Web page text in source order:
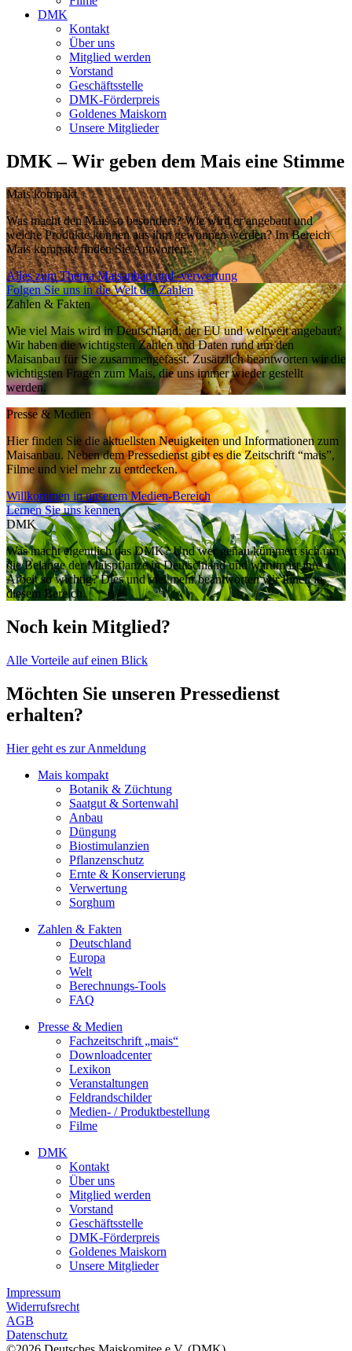
DMK
Kontakt
Über uns
Mitglied werden
Vorstand
Geschäftsstelle
DMK-Förderpreis
Goldenes Maiskorn
Unsere Mitglieder
DMK – Wir geben dem Mais eine Stimme
Mais kompakt
Was macht den Mais so besonders? Wie wird er angebaut und
welche Produkte können aus ihm gewonnen werden? Im Bereich
Mais kompakt finden Sie Antworten.
Alles zum Thema Maisanbau und -verwertung
Folgen Sie uns in die Welt der Zahlen
Zahlen & Fakten
Wie viel Mais wird in Deutschland, der EU und weltweit angebaut?
Wir haben die wichtigsten Zahlen und Daten rund um den
Maisanbau für Sie zusammengefasst. Zusätzlich beantworten wir die
wichtigsten Fragen zum Mais, die uns immer wieder gestellt
werden.
Presse & Medien
Hier finden Sie die aktuellsten Neuigkeiten und Informationen zum
Maisanbau. Neben dem Pressedienst gibt es die Zeitschrift “mais”,
Filme und viel mehr zu entdecken.
Willkommen in unserem Medien-Bereich
Lernen Sie uns kennen
DMK
Was macht eigentlich das DMK? Und wer genau kümmert sich um
die Belange der Maispflanze in Deutschland und warum ist ihre
Arbeit so wichtig? Dies und viel mehr beantworten wir Ihnen in
diesem Bereich.
Noch kein Mitglied?
Alle Vorteile auf einen Blick
Möchten Sie unseren Pressedienst
erhalten?
Hier geht es zur Anmeldung
Mais kompakt
Botanik & Züchtung
Saatgut & Sortenwahl
Anbau
Düngung
Biostimulanzien
Pflanzenschutz
Ernte & Konservierung
Verwertung
Sorghum
Zahlen & Fakten
Deutschland
Europa
Welt
Berechnungs-Tools
FAQ
Presse & Medien
Fachzeitschrift „mais“
Downloadcenter
Lexikon
Veranstaltungen
Feldrandschilder
Medien- / Produktbestellung
Filme
DMK
Kontakt
Über uns
Mitglied werden
Vorstand
Geschäftsstelle
DMK-Förderpreis
Goldenes Maiskorn
Unsere Mitglieder
Impressum
Widerrufsrecht
AGB
Datenschutz